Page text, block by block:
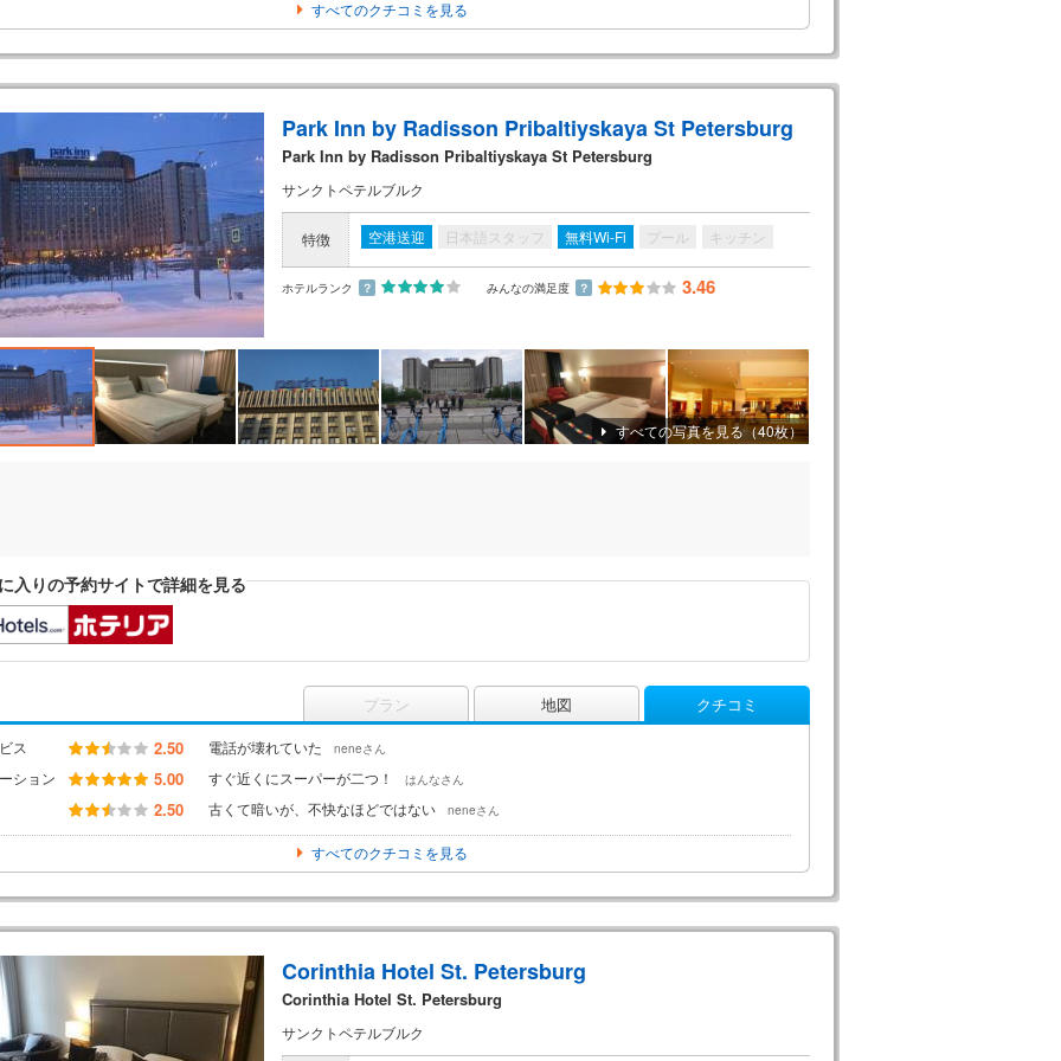
すべてのクチコミを見る
Park Inn by Radisson Pribaltiyskaya St Petersburg
Park Inn by Radisson Pribaltiyskaya St Petersburg
サンクトペテルブルク
特徴 空港送迎 日本語スタッフ 無料Wi-Fi プール キッチン
ホテルランク ？ みんなの満足度 ？ 3.46
すべての写真を見る（40枚）
入りの予約サイトで詳細を見る
プラン 地図 クチコミ
ス 2.50 電話が壊れていた neneさん
ション 5.00 すぐ近くにスーパーが二つ！ はんなさん
2.50 古くて暗いが、不快なほどではない neneさん
すべてのクチコミを見る
Corinthia Hotel St. Petersburg
Corinthia Hotel St. Petersburg
サンクトペテルブルク